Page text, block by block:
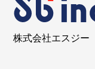
株式会社エスジー